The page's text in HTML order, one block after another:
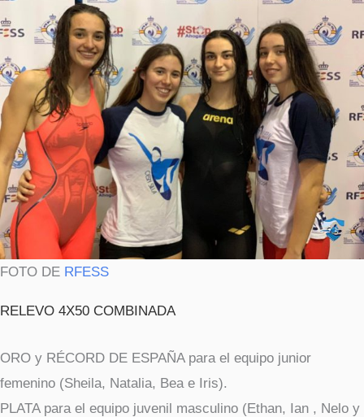
FOTO DE RFESS
RELEVO 4X50 COMBINADA
ORO y RÉCORD DE ESPAÑA para el equipo junior
femenino (Sheila, Natalia, Bea e Iris).
PLATA para el equipo juvenil masculino (Ethan, Ian , Nelo y